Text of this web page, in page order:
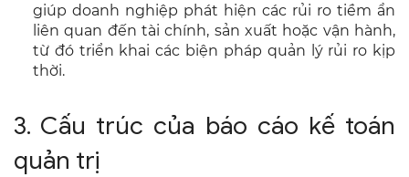
giúp doanh nghiệp phát hiện các rủi ro tiềm ẩn
liên quan đến tài chính, sản xuất hoặc vận hành,
từ đó triển khai các biện pháp quản lý rủi ro kịp
thời.
3. Cấu trúc của báo cáo kế toán
quản trị